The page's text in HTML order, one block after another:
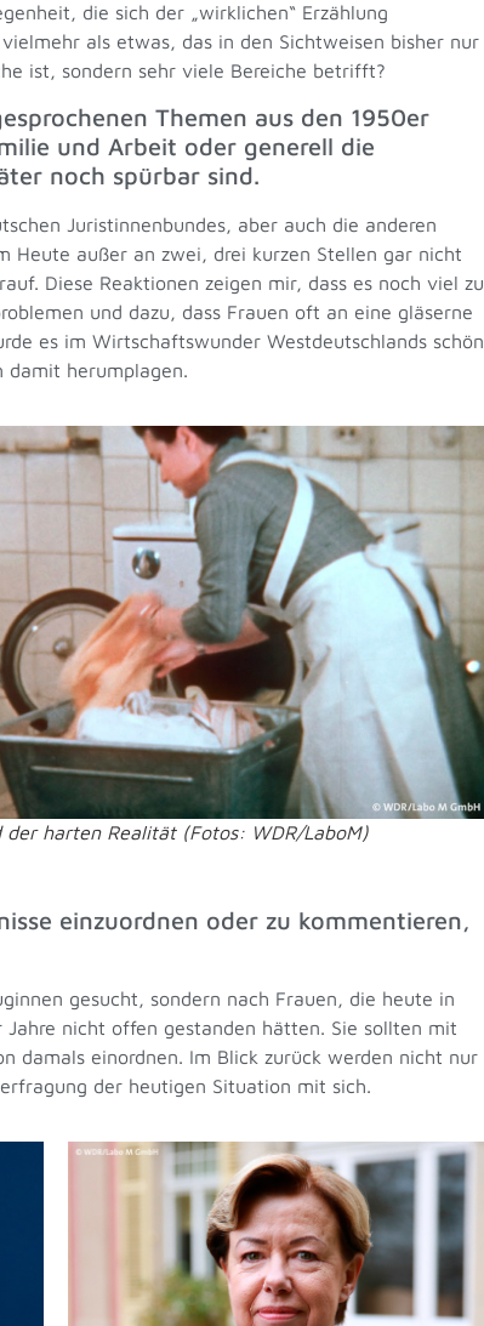
die sich der „wirklichen“ Erzählung
als etwas, das in den Sichtweisen bisher nur
ist, sondern sehr viele Bereiche betrifft?
Themen aus den 1950er
und Arbeit oder generell die
noch spürbar sind.
Juristinnenbundes, aber auch die anderen
Heute außer an zwei, drei kurzen Stellen gar nicht
Diese Reaktionen zeigen mir, dass es noch viel zu
und dazu, dass Frauen oft an eine gläserne
es im Wirtschaftswunder Westdeutschlands schön
damit herumplagen.
der harten Realität (Fotos: WDR/LaboM)
einzuordnen oder zu kommentieren,
gesucht, sondern nach Frauen, die heute in
nicht offen gestanden hätten. Sie sollten mit
damals einordnen. Im Blick zurück werden nicht nur
der heutigen Situation mit sich.